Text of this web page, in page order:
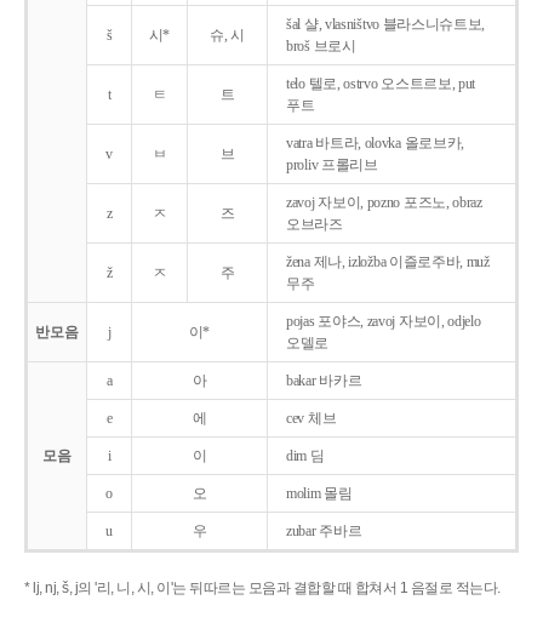
š 시* 슈, 시
šal 샬, vlasništvo 블라스니슈트보,
broš 브로시
t ㅌ 트
telo 텔로, ostrvo 오스트르보, put
푸트
v ㅂ 브
vatra 바트라, olovka 올로브카,
proliv 프롤리브
z ㅈ 즈
zavoj 자보이, pozno 포즈노, obraz
오브라즈
ž ㅈ 주
žena 제나, izložba 이즐로주바, muž
무주
반모음 j 이*
pojas 포야스, zavoj 자보이, odjelo
오델로
모음
a 아 bakar 바카르
e 에 cev 체브
i 이 dim 딤
o 오 molim 몰림
u 우 zubar 주바르
* lj, nj, š, j의 '리, 니, 시, 이'는 뒤따르는 모음과 결합할 때 합쳐서 1 음절로 적는다.